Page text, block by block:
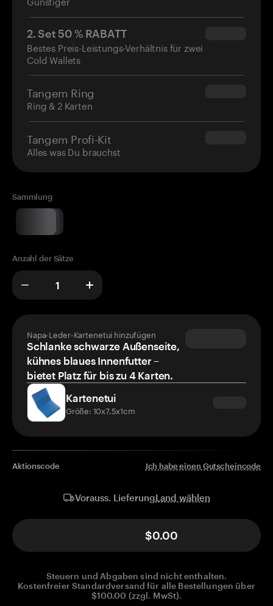
2. Set 50 % RABATT
Bestes Preis-Leistungs-Verhältnis für zwei
Cold Wallets
$34.95
Tangem Ring
Ring & 2 Karten
$160.00
Tangem Profi-Kit
Alles was Du brauchst
$180.00
Sammlung
Anzahl der Sätze
Napa-Leder-Kartenetui hinzufügen
Schlanke schwarze Außenseite,
kühnes blaues Innenfutter –
bietet Platz für bis zu 4 Karten.
Kartenetui
Größe: 10x7.5x1cm
Aktionscode Ich habe einen Gutscheincode
Vorauss. LieferungLand wählen
$0.00
Steuern und Abgaben sind nicht enthalten.
Kostenfreier Standardversand für alle Bestellungen über
$100.00 (zzgl. MwSt).